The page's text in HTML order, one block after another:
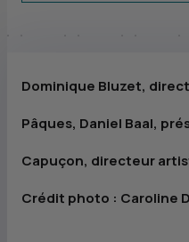
Dominique Bluzet,
Pâques, Daniel Baal,
Capuçon, directeur
Crédit photo : Caroline